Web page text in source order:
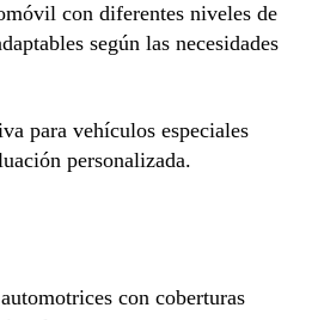
con diferentes niveles de
según las necesidades
para vehículos especiales
personalizada.
con coberturas